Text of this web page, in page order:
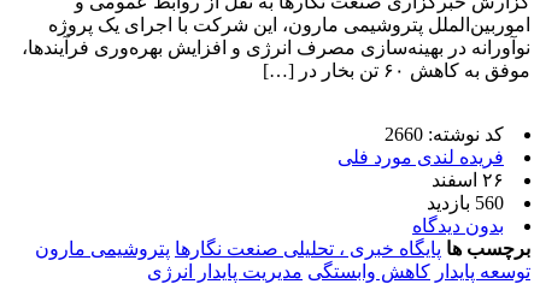
اموربین‌الملل پتروشیمی مارون، این شرکت با اجرای یک پروژه
نوآورانه در بهینه‌سازی مصرف انرژی و افزایش بهره‌وری فرآیندها،
موفق به کاهش ۶۰ تن بخار در […]
کد نوشته: 2660
فریده لندی مورد فلی
۲۶ اسفند
560 بازدید
بدون دیدگاه
برچسب ها پایگاه خبری ، تحلیلی صنعت نگارها پتروشیمی مارون
توسعه پایدار کاهش وابستگی مدیریت پایدار انرژی